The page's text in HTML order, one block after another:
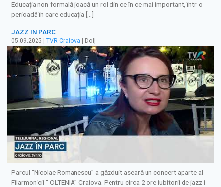
Educația non-formală joacă un rol din ce în ce mai important, într-o
perioadă în care educația […]
JAZZ ÎN PARC
05.09.2025 | TVR Craiova | Dolj
Parcul “Nicolae Romanescu” a găzduit aseară un concert aparte al
Filarmonicii “ OLTENIA” Craiova. Pentru circa 2 ore iubitorii de jazz i-